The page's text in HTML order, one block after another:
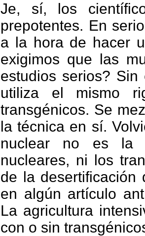
Je, sí, los
prepotentes. En
a la hora de hacer
exigimos que las
estudios serios?
utiliza el mismo
transgénicos. Se
la técnica en sí.
nuclear no es la
nucleares, ni los
de la desertificación
en algún artículo
La agricultura
con o sin